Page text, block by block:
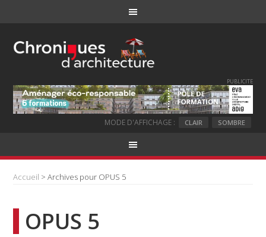
PUBLICITE
MODE D'AFFICHAGE : CLAIR SOMBRE
Accueil > Archives pour OPUS 5
OPUS 5